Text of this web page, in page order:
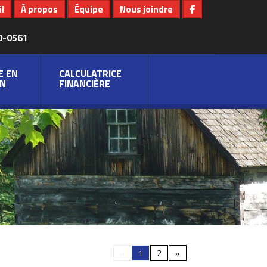
0561
À propos Équipe Nous joindre
EN CALCULATRICE
FINANCIÈRE
1 2 »